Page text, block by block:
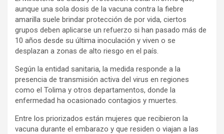
e
b
o
o
k
t
s
A
p
p
p
a
r
t
i
r
aunque una sola dosis de la vacuna contra la fiebre
amarilla suele brindar protección de por vida, ciertos
grupos deben aplicarse un refuerzo si han pasado más de
10 años desde su última inoculación y viven o se
desplazan a zonas de alto riesgo en el país.
Según la entidad sanitaria, la medida responde a la
presencia de transmisión activa del virus en regiones
como el Tolima y otros departamentos, donde la
enfermedad ha ocasionado contagios y muertes.
Entre los priorizados están mujeres que recibieron la
vacuna durante el embarazo y que residen o viajan a las